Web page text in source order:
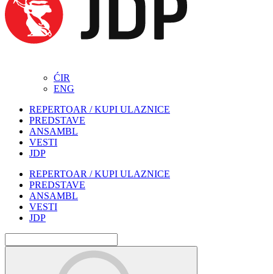
ĆIR
ENG
REPERTOAR / KUPI ULAZNICE
PREDSTAVE
ANSAMBL
VESTI
JDP
REPERTOAR / KUPI ULAZNICE
PREDSTAVE
ANSAMBL
VESTI
JDP